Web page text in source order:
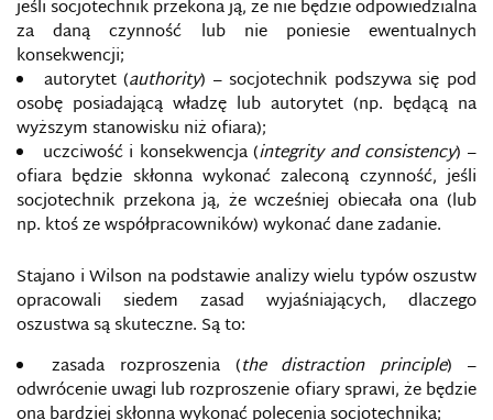
jeśli socjotechnik przekona ją, że nie będzie odpowiedzialna
za daną czynność lub nie poniesie ewentualnych
konsekwencji;
autorytet (authority) – socjotechnik podszywa się pod
osobę posiadającą władzę lub autorytet (np. będącą na
wyższym stanowisku niż ofiara);
uczciwość i konsekwencja (integrity and consistency) –
ofiara będzie skłonna wykonać zaleconą czynność, jeśli
socjotechnik przekona ją, że wcześniej obiecała ona (lub
np. ktoś ze współpracowników) wykonać dane zadanie.
Stajano i Wilson na podstawie analizy wielu typów oszustw
opracowali siedem zasad wyjaśniających, dlaczego
oszustwa są skuteczne. Są to:
zasada rozproszenia (the distraction principle) –
odwrócenie uwagi lub rozproszenie ofiary sprawi, że będzie
CENTRUM DOSKONALENIA OBRONY PRZED
CYBERATAKAMI
CENTRUM EKSPERCKIE NATO DS. KOMUNIKACJI
STRATEGICZNEJ
CENZURA
CERT
CLEAN IT PROJECT
CYBERATAK
CYBERBEZPIECZEŃSTWO